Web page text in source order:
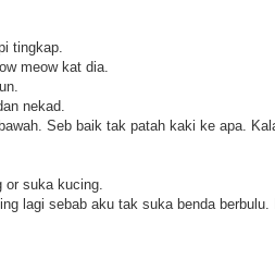
tingkap.
meow kat dia.
nekad.
Seb baik tak patah kaki ke apa.
or suka kucing.
lagi sebab aku tak suka benda